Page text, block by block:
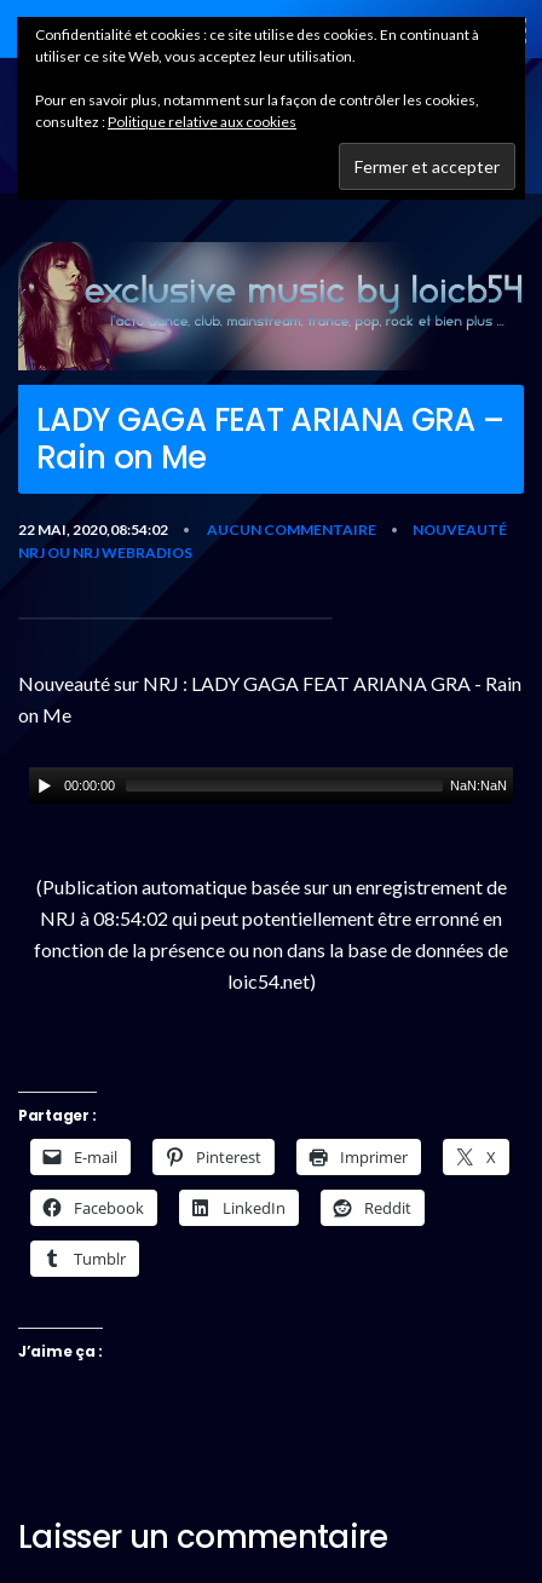
Home
LADY GAGA FEAT ARIANA GRA –
Rain on Me
22 MAI, 2020,08:54:02 • AUCUN COMMENTAIRE •
NOUVEAUTÉ
NRJ OU NRJ WEBRADIOS
Nouveauté sur NRJ : LADY GAGA FEAT ARIANA GRA - Rain
on Me
00:00:00 NaN:NaN
(Publication automatique basée sur un enregistrement de
NRJ à 08:54:02 qui peut potentiellement être erronné en
fonction de la présence ou non dans la base de données de
loic54.net)
Partager :
E-mail Pinterest Imprimer X
Facebook LinkedIn Reddit
Tumblr
J’aime ça :
Laisser un commentaire
Confidentialité et cookies : ce site utilise des cookies. En continuant à
utiliser ce site Web, vous acceptez leur utilisation.
Pour en savoir plus, notamment sur la façon de contrôler les cookies,
consultez :Politique relative aux cookies